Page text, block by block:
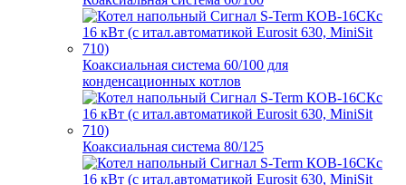
Коаксиальная система 60/100 для
конденсационных котлов
Коаксиальная система 80/125